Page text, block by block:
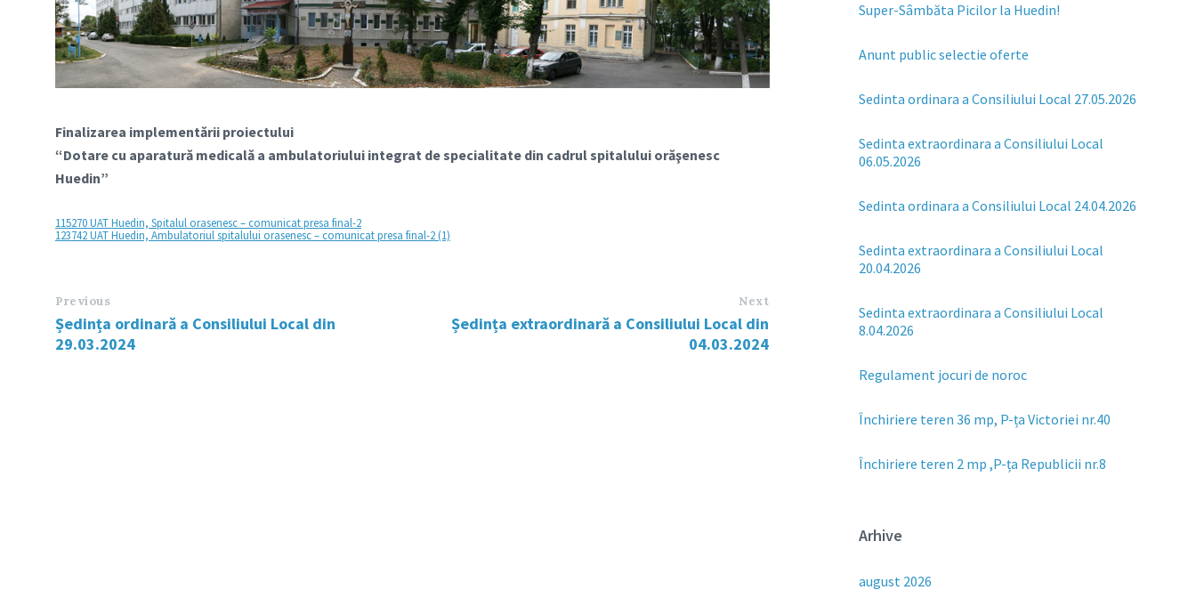
Finalizarea implementării proiectului
“Dotare cu aparatură medicală a ambulatoriului integrat de specialitate din cadrul spitalului orăşenesc
Huedin”
115270 UAT Huedin, Spitalul orasenesc – comunicat presa final-2
123742 UAT Huedin, Ambulatoriul spitalului orasenesc – comunicat presa final-2 (1)
Previous
Ședința ordinară a Consiliului Local din
29.03.2024
Next
Ședința extraordinară a Consiliului Local din
04.03.2024
Super-Sâmbăta Picilor la Huedin!
Anunt public selectie oferte
Sedinta ordinara a Consiliului Local 27.05.2026
Sedinta extraordinara a Consiliului Local
06.05.2026
Sedinta ordinara a Consiliului Local 24.04.2026
Sedinta extraordinara a Consiliului Local
20.04.2026
Sedinta extraordinara a Consiliului Local
8.04.2026
Regulament jocuri de noroc
Închiriere teren 36 mp, P-ța Victoriei nr.40
Închiriere teren 2 mp ,P-ța Republicii nr.8
Arhive
august 2026